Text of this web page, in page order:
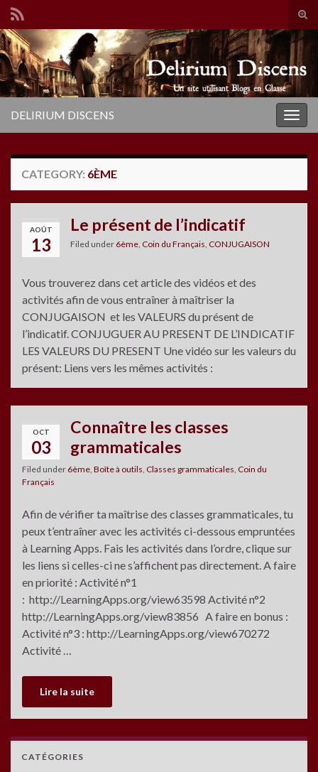
Search for:
DELIRIUM DISCENS
CATEGORY: 6ÈME
AOÛT
13
Le présent de l’indicatif
Filed under 6ème Coin du Français CONJUGAISON
Vous trouverez dans cet article des vidéos et des
activités afin de vous entraîner à maîtriser la
CONJUGAISON et les VALEURS du présent de
l’indicatif. CONJUGUER AU PRESENT DE L’INDICATIF
LES VALEURS DU PRESENT Une vidéo sur les valeurs du
présent: Liens vers les mêmes activités :
OCT
03
Connaître les classes
grammaticales
Filed under 6ème Boîte à outils Classes grammaticales Coin du
Français
Afin de vérifier ta maîtrise des classes grammaticales, tu
peux t’entraîner avec les activités ci-dessous empruntées
à Learning Apps. Fais les activités dans l’ordre, clique sur
les liens si celles-ci ne s’affichent pas directement. A faire
en priorité : Activité n°1
: http://LearningApps.org/view63598 Activité n°2
http://LearningApps.org/view83856 A faire en bonus :
Activité n°3 : http://LearningApps.org/view670272
Activité …
Lire la suite
CATÉGORIES